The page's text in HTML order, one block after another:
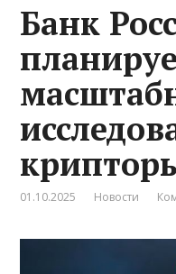
Банк
01.10.2025 Новости